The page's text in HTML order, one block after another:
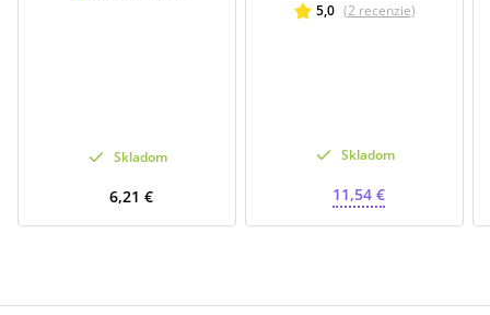
Skladom
6,21 €
5,0 (2 recenzie)
Skladom
11,54 €